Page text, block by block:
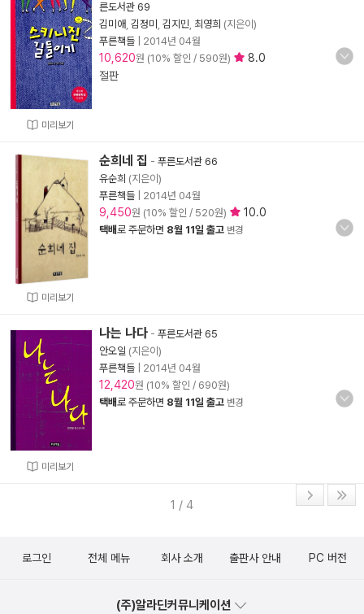
미리보기
른도서관 69
김미애 김정미 김지민 최영희 (지은이)
푸른책들
2014년 04월
10,620원 (10% 할인 / 590원)
8.0
절판
미리보기
순희네 집 - 푸른도서관 66
유순희 (지은이)
푸른책들
2014년 04월
9,450원 (10% 할인 / 520원) 10.0
택배로 주문하면 8월 11일 출고 변경
미리보기
나는 나다 - 푸른도서관 65
안오일 (지은이)
푸른책들
2014년 04월
12,420원 (10% 할인 / 690원)
택배로 주문하면 8월 11일 출고 변경
1 / 4
로그인 전체 메뉴 회사 소개 출판사 안내 PC 버전
(주)알라딘커뮤니케이션